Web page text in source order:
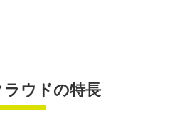
ラウドの特長